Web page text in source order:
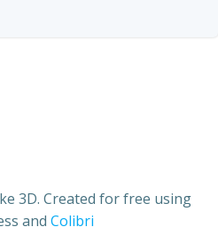
3D. Created for free using
and Colibri